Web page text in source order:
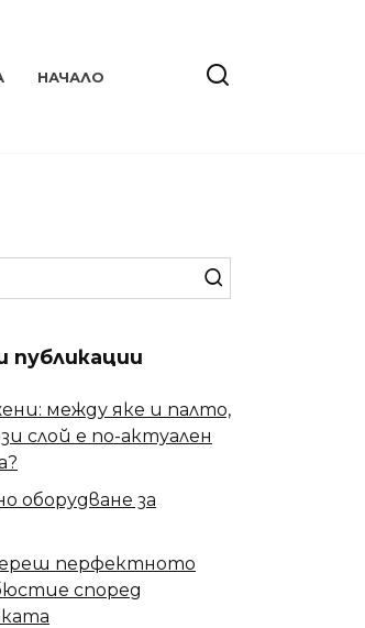
НАЧАЛО
публикации
между яке и палто,
слой е по-актуален
оборудване за
перфектното
според